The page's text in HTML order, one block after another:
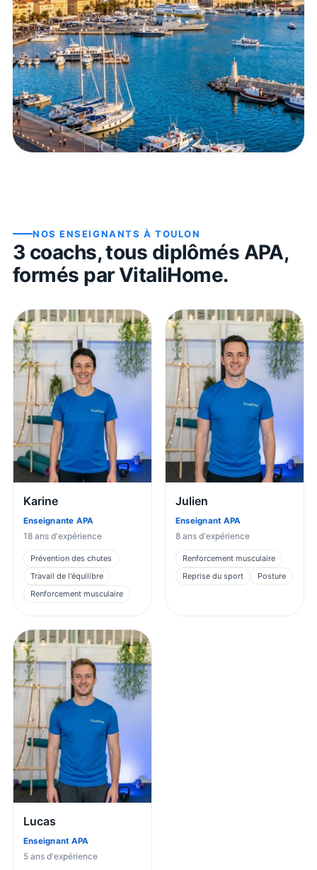
NOS ENSEIGNANTS ÀTOULON
3 coachs, tous diplômés APA,
formés par VitaliHome.
Karine
Enseignante APA
18 ans d'expérience
Prévention des chutes
Travail de l'équilibre
Renforcement musculaire
Julien
Enseignant APA
8 ans d'expérience
Renforcement musculaire
Reprise du sport
Posture
Lucas
Enseignant APA
5 ans d'expérience